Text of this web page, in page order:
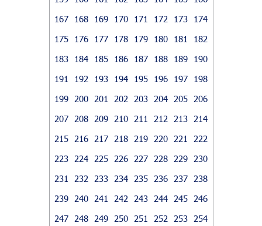
167
168 169 170 171 172 173
174
175
176 177 178 179 180 181
182
183
184 185 186 187 188 189
190
191
192 193 194 195 196 197
198
199
200 201 202 203 204 205
206
207
208 209 210 211 212 213
214
215
216 217 218 219 220 221
222
223
224 225 226 227 228 229
230
231
232 233 234 235 236 237
238
239
240 241 242 243 244 245
246
247
248 249 250 251 252 253
254